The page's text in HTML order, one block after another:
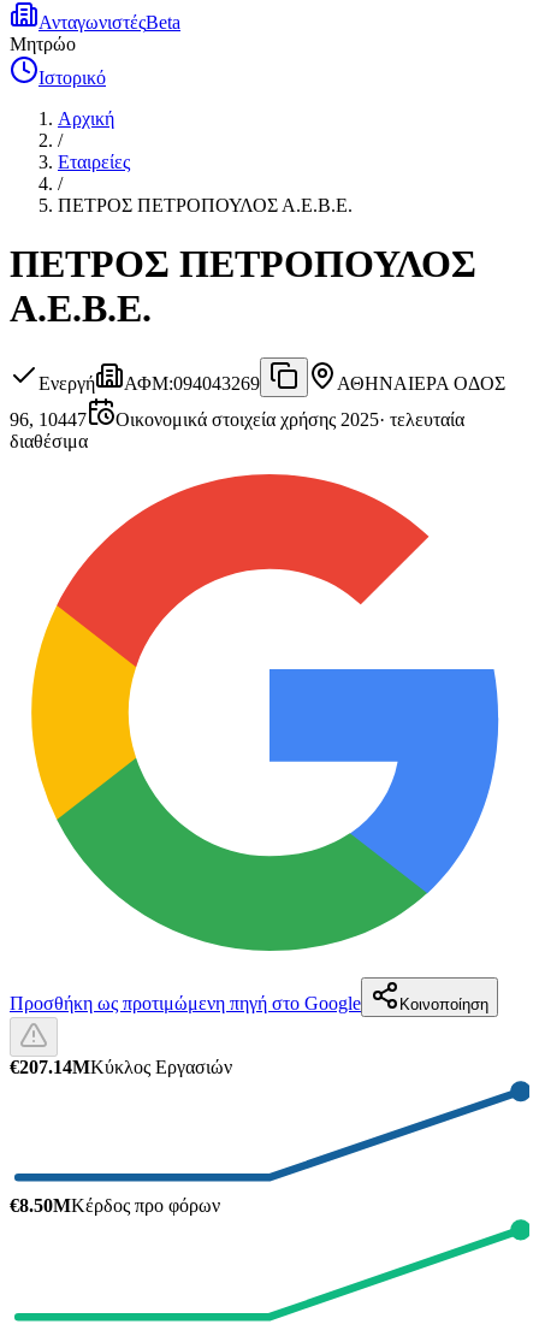
ΑνταγωνιστέςBeta
Μητρώο
Ιστορικό
Αρχική
/
Εταιρείες
/
ΠΕΤΡΟΣ ΠΕΤΡΟΠΟΥΛΟΣ Α.Ε.Β.Ε.
ΠΕΤΡΟΣ ΠΕΤΡΟΠΟΥΛΟΣ
Α.Ε.Β.Ε.
Ενεργή ΑΦΜ:094043269 ΑΘΗΝΑΙΕΡΑ ΟΔΟΣ
96, 10447
Οικονομικά στοιχεία χρήσης 2025· τελευταία
διαθέσιμα
Προσθήκη ως προτιμώμενη πηγή στο Google Κοινοποίηση
€207.14MΚύκλος Εργασιών
€8.50MΚέρδος προ φόρων